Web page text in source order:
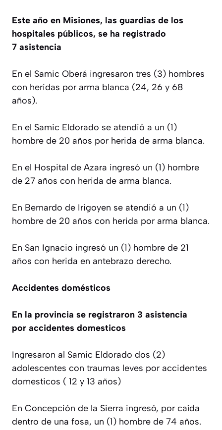
Este año en Misiones, las guardias de los
hospitales públicos, se ha registrado
7 asistencia
En el Samic Oberá ingresaron tres (3) hombres
con heridas por arma blanca (24, 26 y 68
años).
En el Samic Eldorado se atendió a un (1)
hombre de 20 años por herida de arma blanca.
En el Hospital de Azara ingresó un (1) hombre
de 27 años con herida de arma blanca.
En Bernardo de Irigoyen se atendió a un (1)
hombre de 20 años con herida por arma blanca.
En San Ignacio ingresó un (1) hombre de 21
años con herida en antebrazo derecho.
Accidentes domésticos
En la provincia se registraron 3 asistencia
por accidentes domesticos
Ingresaron al Samic Eldorado dos (2)
adolescentes con traumas leves por accidentes
domesticos ( 12 y 13 años)
En Concepción de la Sierra ingresó, por caída
dentro de una fosa, un (1) hombre de 74 años.